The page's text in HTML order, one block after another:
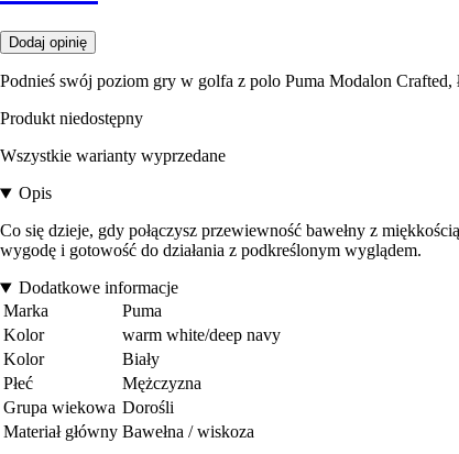
Dodaj opinię
Podnieś swój poziom gry w golfa z polo Puma Modalon
Produkt niedostępny
Wszystkie warianty wyprzedane
Opis
Co się dzieje, gdy połączysz przewiewność bawełny z
wygodę i gotowość do działania z podkreślonym wyglądem.
Dodatkowe informacje
Marka
Puma
Kolor
warm white/deep navy
Kolor
Biały
Płeć
Mężczyzna
Grupa wiekowa Dorośli
Materiał główny Bawełna / wiskoza